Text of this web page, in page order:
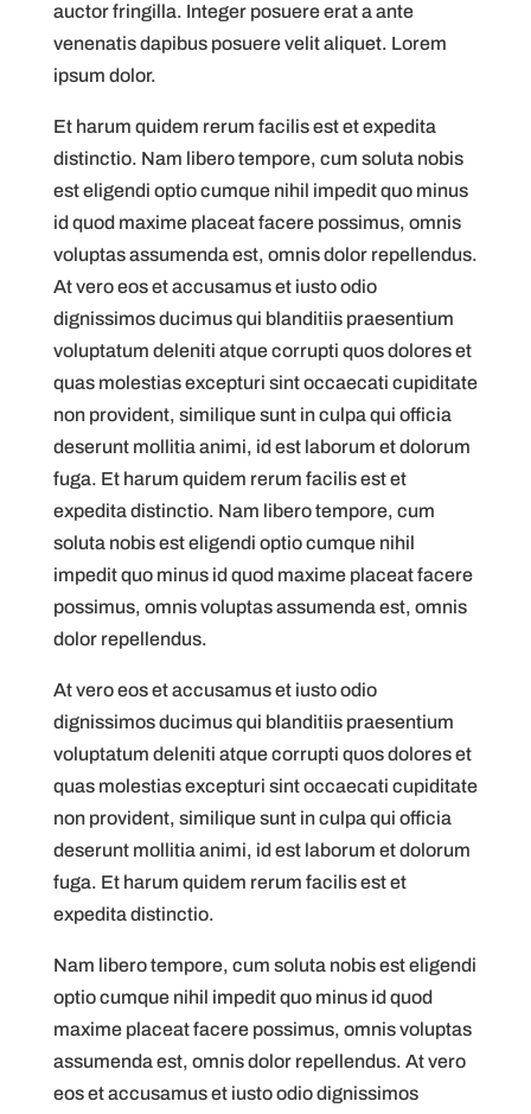
auctor fringilla. Integer posuere erat a ante
venenatis dapibus posuere velit aliquet. Lorem
ipsum dolor.
Et harum quidem rerum facilis est et expedita
distinctio. Nam libero tempore, cum soluta nobis
est eligendi optio cumque nihil impedit quo minus
id quod maxime placeat facere possimus, omnis
voluptas assumenda est, omnis dolor repellendus.
At vero eos et accusamus et iusto odio
dignissimos ducimus qui blanditiis praesentium
voluptatum deleniti atque corrupti quos dolores et
quas molestias excepturi sint occaecati cupiditate
non provident, similique sunt in culpa qui officia
deserunt mollitia animi, id est laborum et dolorum
fuga. Et harum quidem rerum facilis est et
expedita distinctio. Nam libero tempore, cum
soluta nobis est eligendi optio cumque nihil
impedit quo minus id quod maxime placeat facere
possimus, omnis voluptas assumenda est, omnis
dolor repellendus.
At vero eos et accusamus et iusto odio
dignissimos ducimus qui blanditiis praesentium
voluptatum deleniti atque corrupti quos dolores et
quas molestias excepturi sint occaecati cupiditate
non provident, similique sunt in culpa qui officia
deserunt mollitia animi, id est laborum et dolorum
fuga. Et harum quidem rerum facilis est et
expedita distinctio.
Nam libero tempore, cum soluta nobis est eligendi
optio cumque nihil impedit quo minus id quod
maxime placeat facere possimus, omnis voluptas
assumenda est, omnis dolor repellendus. At vero
eos et accusamus et iusto odio dignissimos